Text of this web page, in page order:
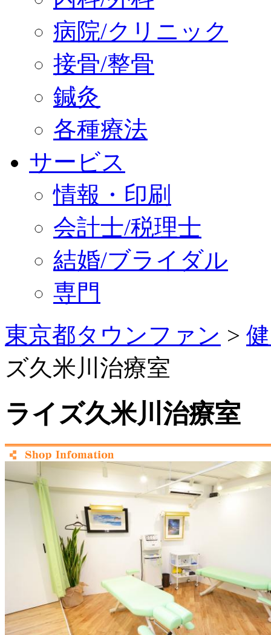
病院/クリニック
接骨/整骨
鍼灸
各種療法
サービス
情報・印刷
会計士/税理士
結婚/ブライダル
専門
東京都タウンファン >
ズ久米川治療室
ライズ久米川治療室